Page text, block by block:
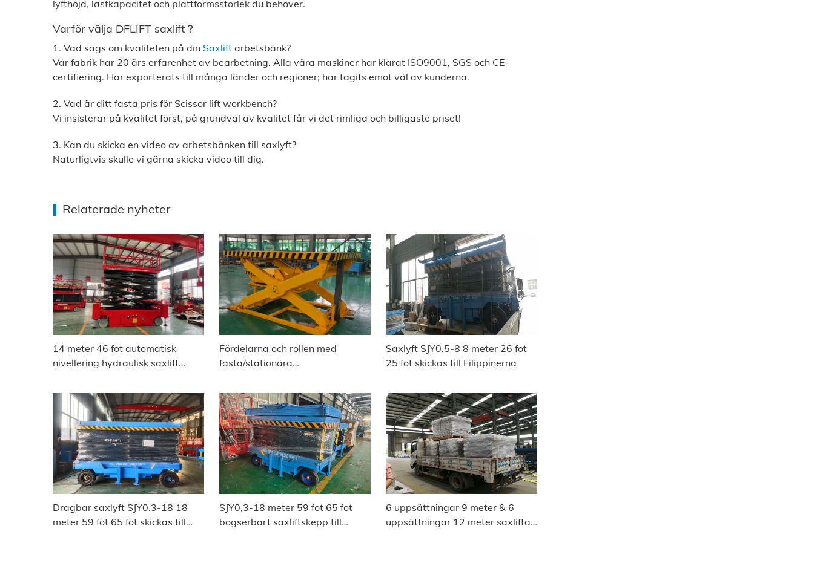
lyfthöjd, lastkapacitet och plattformsstorlek du behöver.
Varför välja DFLIFT saxlift？
1. Vad sägs om kvaliteten på din Saxlift arbetsbänk?
Vår fabrik har 20 års erfarenhet av bearbetning. Alla våra maskiner har klarat ISO9001, SGS och CE-
certifiering. Har exporterats till många länder och regioner; har tagits emot väl av kunderna.
2. Vad är ditt fasta pris för Scissor lift workbench?
Vi insisterar på kvalitet först, på grundval av kvalitet får vi det rimliga och billigaste priset!
3. Kan du skicka en video av arbetsbänken till saxlyft?
Naturligtvis skulle vi gärna skicka video till dig.
Relaterade nyheter
14 meter 46 fot automatisk
nivellering hydraulisk saxlift
Fördelarna och rollen med
fasta/stationära
Saxlyft SJY0.5-8 8 meter 26 fot
25 fot skickas till Filippinerna
Dragbar saxlyft SJY0.3-18 18
meter 59 fot 65 fot skickas till
SJY0,3-18 meter 59 fot 65 fot
bogserbart saxliftskepp till
6 uppsättningar 9 meter & 6
uppsättningar 12 meter saxliftar